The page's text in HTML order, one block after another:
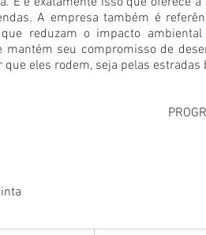
A empresa também é
que reduzam o impacto
mantém seu compromisso de
que eles rodem, seja pelas